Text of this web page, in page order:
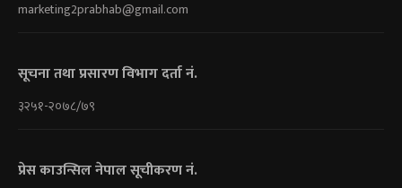
marketing2prabhab@gmail.com
सूचना तथा प्रसारण विभाग दर्ता नं.
३२५१-२०७८/७९
प्रेस काउन्सिल नेपाल सूचीकरण नं.